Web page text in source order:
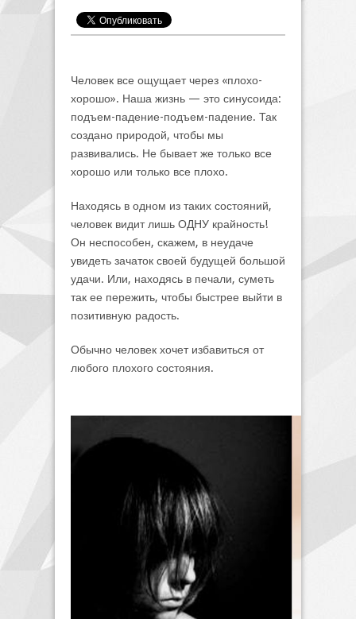
Человек все ощущает через «плохо-
хорошо». Наша жизнь — это синусоида:
подъем-падение-подъем-падение. Так
создано природой, чтобы мы
развивались. Не бывает же только все
хорошо или только все плохо.
Находясь в одном из таких состояний,
человек видит лишь ОДНУ крайность!
Он неспособен, скажем, в неудаче
увидеть зачаток своей будущей большой
удачи. Или, находясь в печали, суметь
так ее пережить, чтобы быстрее выйти в
позитивную радость.
Обычно человек хочет избавиться от
любого плохого состояния.